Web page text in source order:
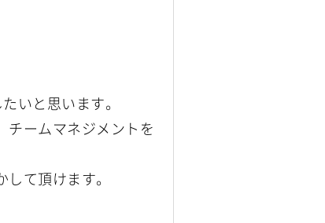
いと思います。
チームマネジメントを
て頂けます。